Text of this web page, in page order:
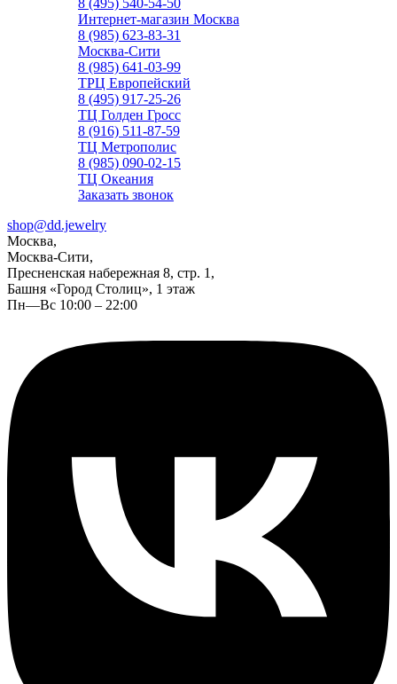
8 (495) 540-54-50
Интернет-магазин Москва
8 (985) 623-83-31
Москва-Сити
8 (985) 641-03-99
ТРЦ Европейский
8 (495) 917-25-26
ТЦ Голден Гросс
8 (916) 511-87-59
ТЦ Метрополис
8 (985) 090-02-15
ТЦ Океания
Заказать звонок
shop@dd.jewelry
Москва,
Москва-Сити,
Пресненская набережная 8, стр. 1,
Башня «Город Столиц», 1 этаж
Пн—Вс 10:00 – 22:00